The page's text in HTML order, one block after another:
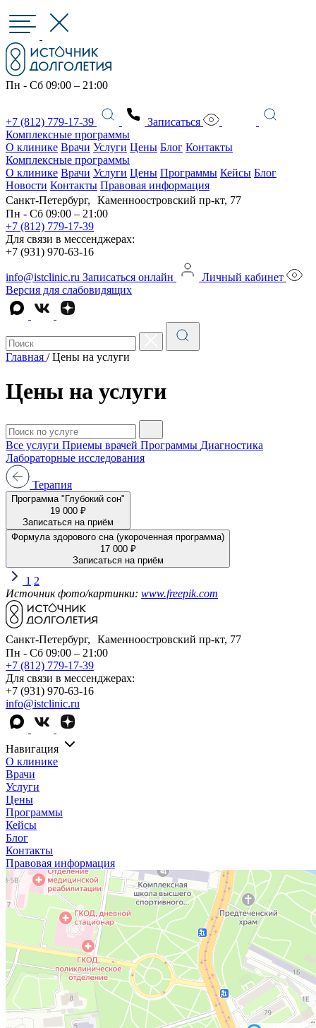
Пн - Сб 09:00 – 21:00
+7 (812) 779-17-39
Записаться
Комплексные программы
О клинике Врачи Услуги Цены Блог Контакты
Комплексные программы
О клинике Врачи Услуги Цены Программы Кейсы Блог
Новости Контакты Правовая информация
Санкт-Петербург, Каменноостровский пр-кт, 77
Пн - Сб 09:00 – 21:00
+7 (812) 779-17-39
Для связи в мессенджерах:
+7 (931) 970-63-16
info@istclinic.ru Записаться онлайн
Личный кабинет
Версия для слабовидящих
Главная / Цены на услуги
Цены на услуги
Все услуги Приемы врачей Программы Диагностика
Лабораторные исследования
Терапия
Программа "Глубокий сон"
19 000 ₽
Записаться на приём
Формула здорового сна (укороченная программа)
17 000 ₽
Записаться на приём
1 2
Источник фото/картинки: www.freepik.com
Санкт-Петербург, Каменноостровский пр-кт, 77
Пн - Сб 09:00 – 21:00
+7 (812) 779-17-39
Для связи в мессенджерах:
+7 (931) 970-63-16
info@istclinic.ru
Навигация
О клинике
Врачи
Услуги
Цены
Программы
Кейсы
Блог
Контакты
Правовая информация